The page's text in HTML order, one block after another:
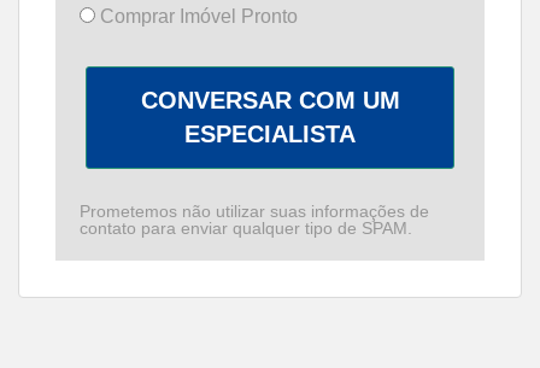
Comprar Imóvel Pronto
CONVERSAR COM UM
ESPECIALISTA
Prometemos não utilizar suas informações de
contato para enviar qualquer tipo de SPAM.